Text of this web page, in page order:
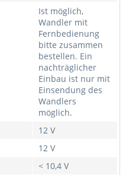
Ist möglich,
Wandler mit
Fernbedienung
bitte zusammen
bestellen. Ein
nachträglicher
Einbau ist nur mit
Einsendung des
Wandlers
möglich.
12 V
12 V
< 10,4 V